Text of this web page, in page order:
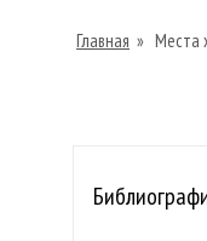
Главная » Места